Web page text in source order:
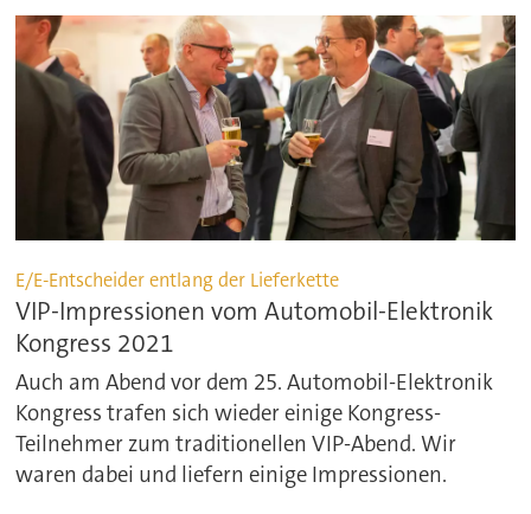
E/E-Entscheider entlang der Lieferkette
VIP-Impressionen vom Automobil-Elektronik
Kongress 2021
Auch am Abend vor dem 25. Automobil-Elektronik
Kongress trafen sich wieder einige Kongress-
Teilnehmer zum traditionellen VIP-Abend. Wir
waren dabei und liefern einige Impressionen.